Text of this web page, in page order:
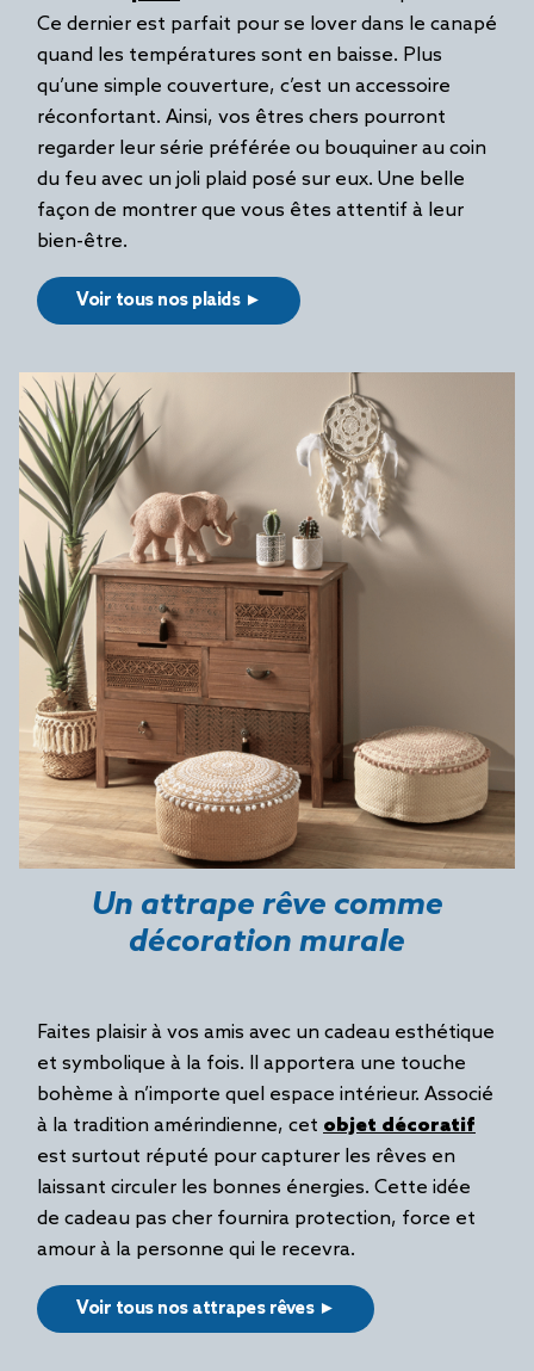
Ce dernier est parfait pour se lover dans le canapé
quand les températures sont en baisse. Plus
qu’une simple couverture, c’est un accessoire
réconfortant. Ainsi, vos êtres chers pourront
regarder leur série préférée ou bouquiner au coin
du feu avec un joli plaid posé sur eux. Une belle
façon de montrer que vous êtes attentif à leur
bien-être.
Voir tous nos plaids ►
Un attrape rêve comme
décoration murale
Faites plaisir à vos amis avec un cadeau esthétique
et symbolique à la fois. Il apportera une touche
bohème à n’importe quel espace intérieur. Associé
à la tradition amérindienne, cet objet décoratif
est surtout réputé pour capturer les rêves en
laissant circuler les bonnes énergies. Cette idée
de cadeau pas cher fournira protection, force et
amour à la personne qui le recevra.
Voir tous nos attrapes rêves ►